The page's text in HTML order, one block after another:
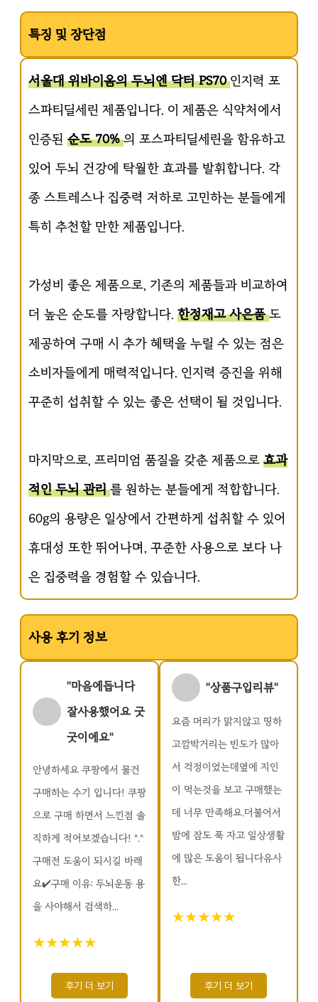
특징 및 장단점
서울대 위바이옴의 두뇌엔 닥터 PS70인지력 포
스파티딜세린 제품입니다. 이 제품은 식약처에서
인증된 순도 70%의 포스파티딜세린을 함유하고
있어 두뇌 건강에 탁월한 효과를 발휘합니다. 각
종 스트레스나 집중력 저하로 고민하는 분들에게
특히 추천할 만한 제품입니다.
가성비 좋은 제품으로, 기존의 제품들과 비교하여
더 높은 순도를 자랑합니다. 한정재고 사은품도
제공하여 구매 시 추가 혜택을 누릴 수 있는 점은
소비자들에게 매력적입니다. 인지력 증진을 위해
꾸준히 섭취할 수 있는 좋은 선택이 될 것입니다.
마지막으로, 프리미엄 품질을 갖춘 제품으로 효과
적인 두뇌 관리를 원하는 분들에게 적합합니다.
60g의 용량은 일상에서 간편하게 섭취할 수 있어
휴대성 또한 뛰어나며, 꾸준한 사용으로 보다 나
은 집중력을 경험할 수 있습니다.
사용 후기 정보
"마음에듭니다
잘사용했어요 굿
굿이에요"
안녕하세요 쿠팡에서 물건
구매하는 수기 입니다! 쿠팡
으로 구매 하면서 느낀점 솔
직하게 적어보겠습니다! ^.^
구매전 도움이 되시길 바래
요✔️구매 이유: 두뇌운동 용
을 사야해서 검색하...
★★★★★
후기 더 보기
"상품구입리뷰"
요즘 머리가 맑지않고 띵하
고깜박거리는 빈도가 많아
서 걱정이었는데옆에 지인
이 먹는것을 보고 구매했는
데 너무 만족해요.더불어서
밤에 잠도 푹 자고 일상생활
에 많은 도움이 됩니다유사
한...
★★★★★
후기 더 보기